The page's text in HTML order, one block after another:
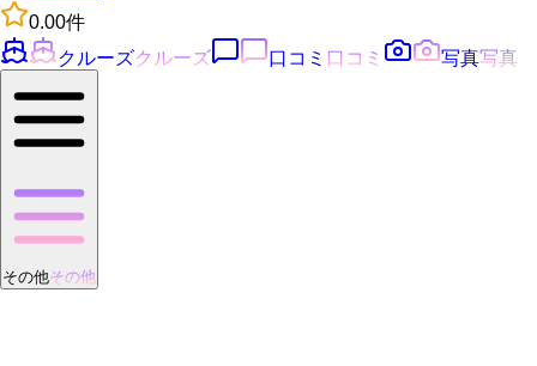
0.00件
クルーズクルーズ 口コミ 口コミ 写真写真
その他その他